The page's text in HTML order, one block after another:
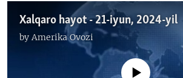
Xalqaro hayot - 21-iyun, 2024-yil
by Amerika Ovozi
No media source